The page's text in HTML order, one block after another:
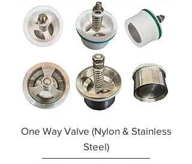
One Way Valve (Nylon & Stainless
Steel)